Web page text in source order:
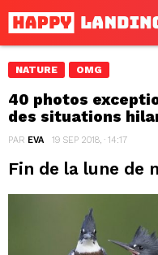
NATURE OMG
40 photos
des situations
PAR EVA 19 SEP 2018, · 14:17
Fin de la lune de